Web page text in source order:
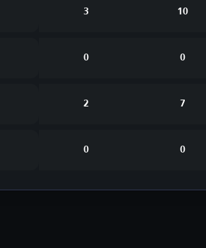
10
3
0
0
7
2
0
0